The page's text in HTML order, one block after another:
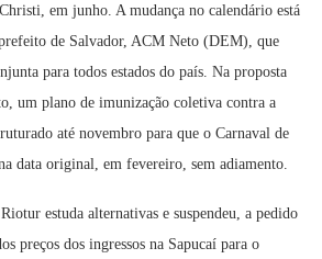
em junho. A mudança no calendário está
de Salvador, ACM Neto (DEM), que
para todos estados do país. Na proposta
um plano de imunização coletiva contra a
até novembro para que o Carnaval de
data original, em fevereiro, sem adiamento.
estuda alternativas e suspendeu, a pedido
preços dos ingressos na Sapucaí para o